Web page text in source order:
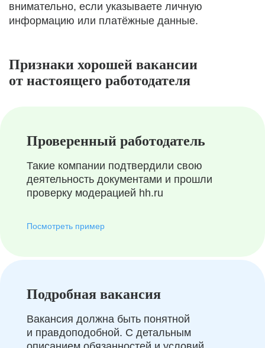
внимательно, если указываете личную
информацию или платёжные данные.
Признаки хорошей вакансии
от настоящего работодателя
Проверенный работодатель
Такие компании подтвердили свою
деятельность документами и прошли
проверку модерацией hh.ru
Посмотреть пример
Подробная вакансия
Вакансия должна быть понятной
и правдоподобной. С детальным